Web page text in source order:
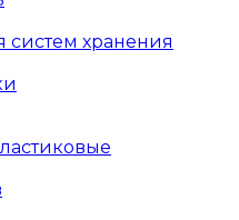
систем хранения